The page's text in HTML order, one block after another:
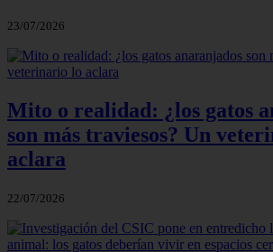
23/07/2026
Mito o realidad: ¿los gatos
son más traviesos? Un
aclara
22/07/2026